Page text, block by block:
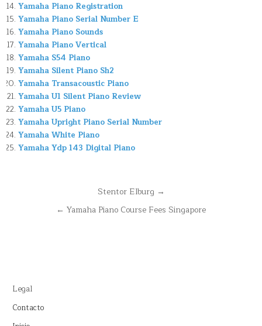
Yamaha Piano Registration
Yamaha Piano Serial Number E
Yamaha Piano Sounds
Yamaha Piano Vertical
Yamaha S54 Piano
Yamaha Silent Piano Sh2
Yamaha Transacoustic Piano
Yamaha U1 Silent Piano Review
Yamaha U5 Piano
Yamaha Upright Piano Serial Number
Yamaha White Piano
Yamaha Ydp 143 Digital Piano
Stentor Elburg →
← Yamaha Piano Course Fees Singapore
Legal
Contacto